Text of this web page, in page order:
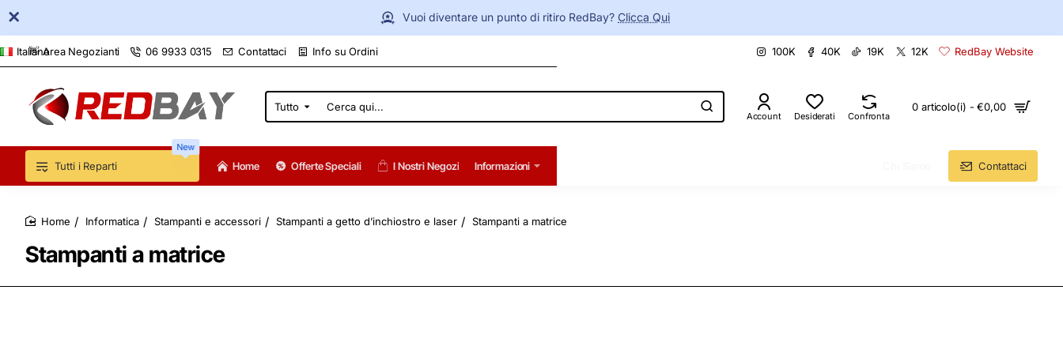
Vuoi diventare un punto di ritiro RedBay? Clicca Qui
👋 Area Negozianti 06 9933 0315 Contattaci Info su Ordini
Italiano 100K 40K 19K 12K RedBay Website
Tutto
Cerca
qui...
Account Desiderati Confronta
0 articolo(i) - €0,00
Tutti i Reparti
New
Home Offerte Speciali I Nostri Negozi Informazioni Contattaci
Stampanti a matrice
Informatica Stampanti e accessori Stampanti a getto d’inchiostro e laser Stampanti a matrice